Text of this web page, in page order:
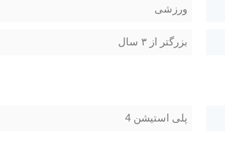
ورزشی
بزرگتر از ۳ سال
پلی استیشن 4